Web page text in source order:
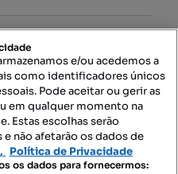
e/ou acedemos a
como identificadores únicos
Pode aceitar ou gerir as
em qualquer momento na
Estas escolhas serão
não afetarão os dados de
Política de Privacidade
os dados para fornecermos: